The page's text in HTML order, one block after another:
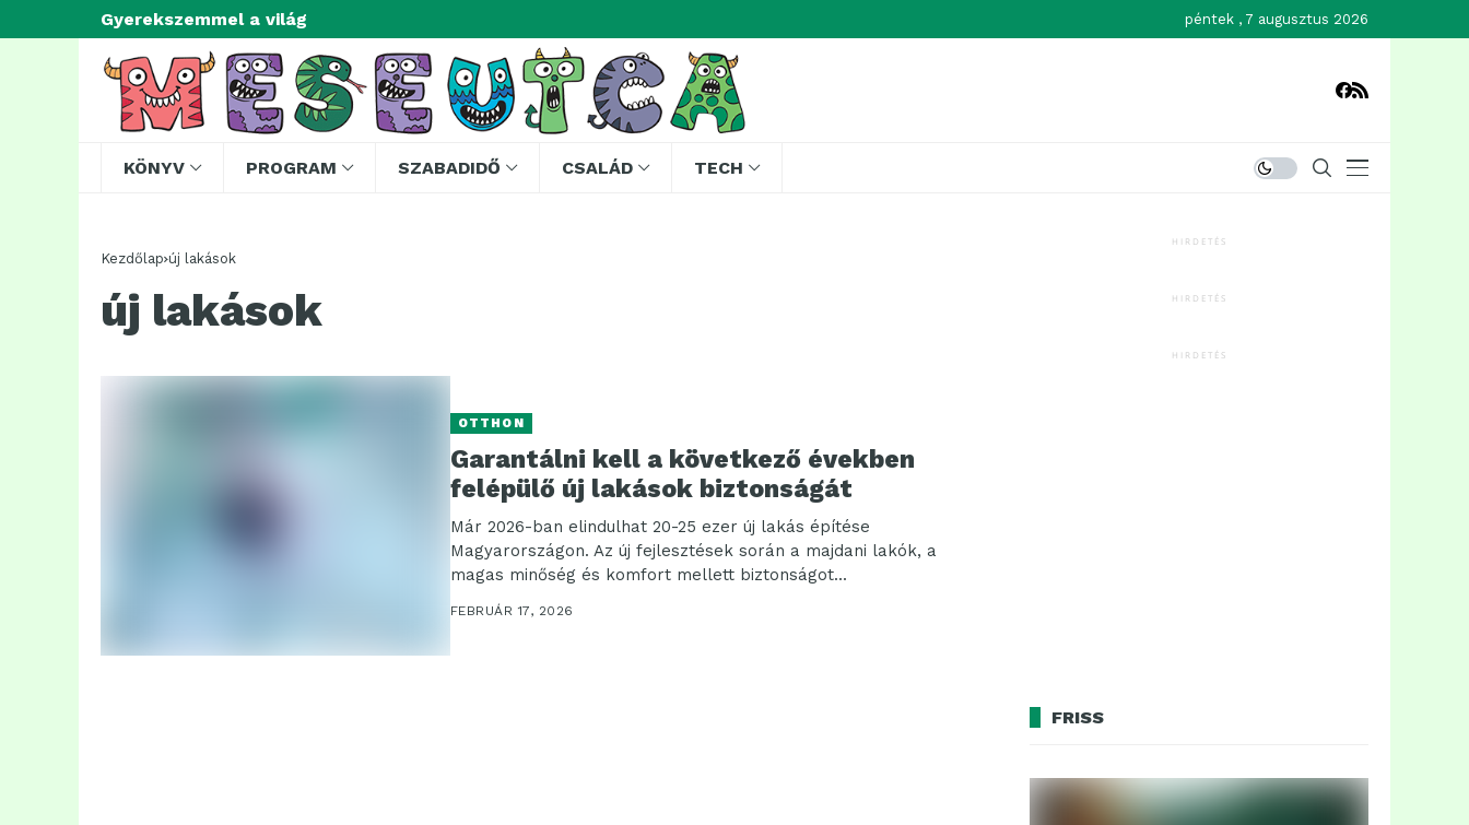
Gyerekszemmel a világ péntek , 7 augusztus 2026
KÖNYV PROGRAM SZABADIDŐ CSALÁD TECH
Kezdőlap új lakások
új lakások
OTTHON
Garantálni kell a következő években
felépülő új lakások biztonságát
Már 2026-ban elindulhat 20-25 ezer új lakás építése
Magyarországon. Az új fejlesztések során a majdani lakók, a
magas minőség és komfort mellett biztonságot...
FEBRUÁR 17, 2026
HIRDETÉS
HIRDETÉS
HIRDETÉS
FRISS